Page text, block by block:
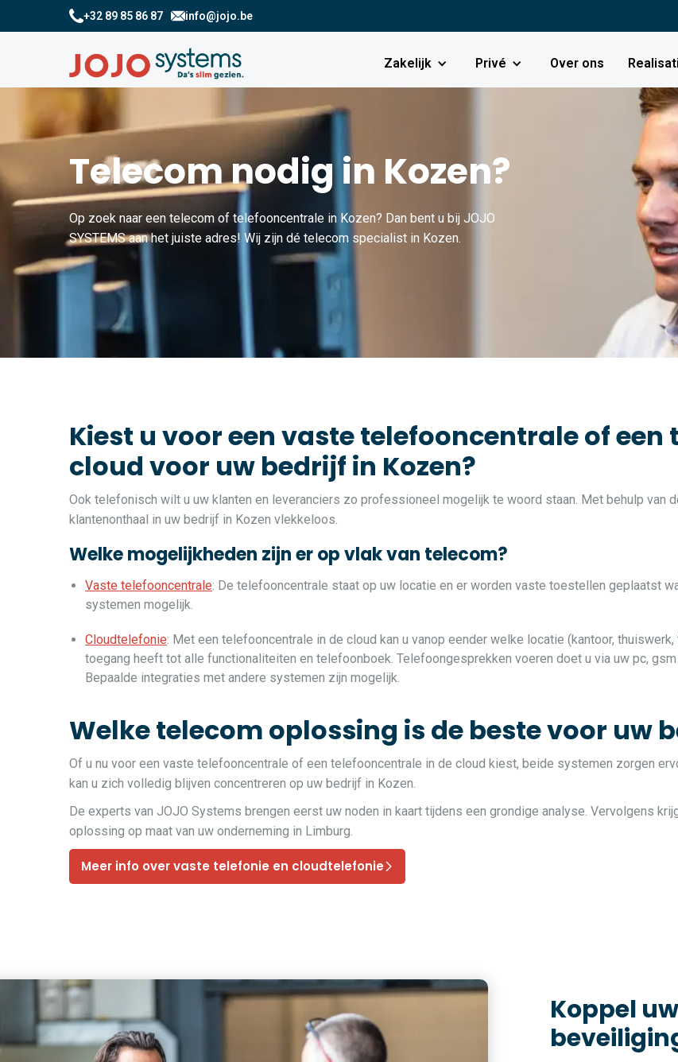
+32 89 85 86 87 info@jojo.be
Zakelijk Privé Over ons
Telecom nodig in Kozen?
Op zoek naar een telecom of telefooncentrale in Kozen? Dan bent u bij JOJO
SYSTEMS aan het juiste adres! Wij zijn dé telecom specialist in Kozen.
Kiest u voor een vaste telefooncentrale of
cloud voor uw bedrijf in Kozen?
Ook telefonisch wilt u uw klanten en leveranciers zo professioneel mogelijk te woord staan. Met behulp van
klantenonthaal in uw bedrijf in Kozen vlekkeloos.
Welke mogelijkheden zijn er op vlak van telecom?
Vaste telefooncentrale: De telefooncentrale staat op uw locatie en er worden vaste toestellen geplaatst
systemen mogelijk.
Cloudtelefonie: Met een telefooncentrale in de cloud kan u vanop eender welke locatie (kantoor,
toegang heeft tot alle functionaliteiten en telefoonboek. Telefoongesprekken voeren doet u via uw pc,
Bepaalde integraties met andere systemen zijn mogelijk.
Welke telecom oplossing is de beste voor uw
Of u nu voor een vaste telefooncentrale of een telefooncentrale in de cloud kiest, beide systemen zorgen
kan u zich volledig blijven concentreren op uw bedrijf in Kozen.
De experts van JOJO Systems brengen eerst uw noden in kaart tijdens een grondige analyse. Vervolgens
oplossing op maat van uw onderneming in Limburg.
Meer info over vaste telefonie en cloudtelefonie
Koppel